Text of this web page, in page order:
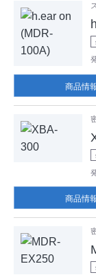
商品情
商品情